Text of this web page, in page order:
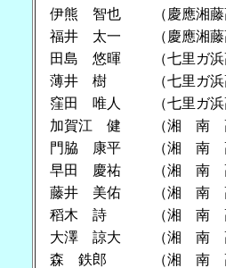
伊熊 智也
（慶應湘
福井 太一
（慶應湘
田島 悠暉
（七里ガ
薄井 樹
（七里ガ
窪田 唯人
（七里ガ
加賀江 健
（湘 南
門脇 康平
（湘 南
早田 慶祐
（湘 南
藤井 美佑
（湘 南
稻木 詩
（湘 南
大澤 諒大
（湘 南
森 鉄郎
（湘 南